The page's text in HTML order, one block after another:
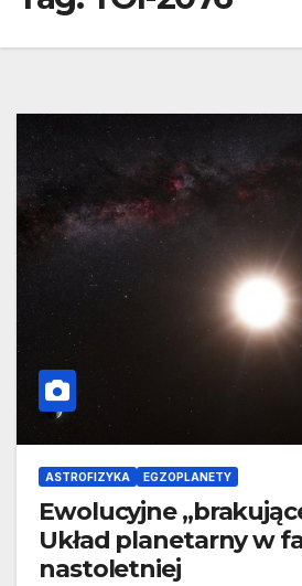
ASTROFIZYKA EGZOPLANETY
Ewolucyjne
Układ planetarny w
nastoletniej